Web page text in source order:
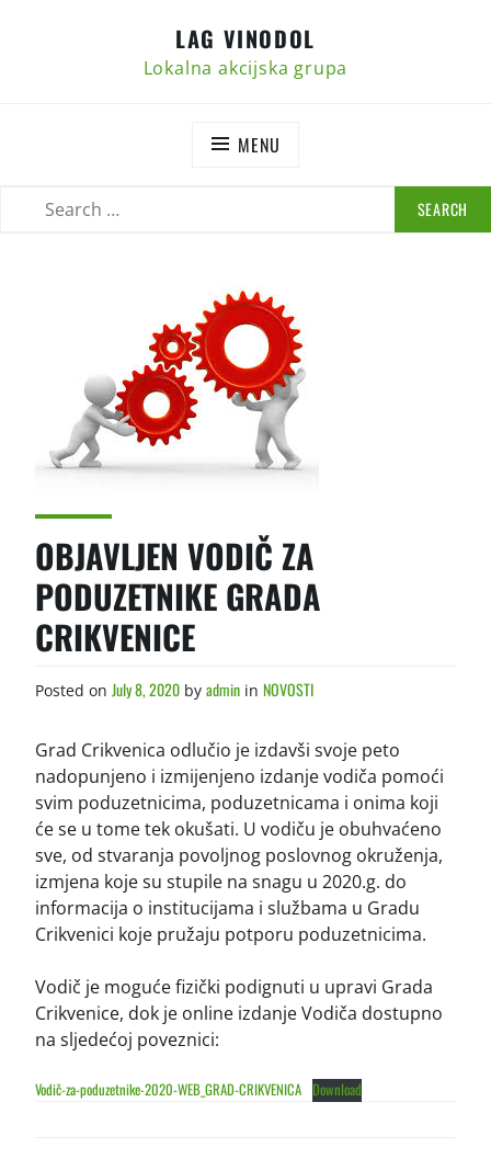
LAG VINODOL
Lokalna akcijska grupa
MENU
OBJAVLJEN VODIČ ZA
PODUZETNIKE GRADA
CRIKVENICE
Posted on July 8, 2020 by admin in NOVOSTI
Grad Crikvenica odlučio je izdavši svoje peto
nadopunjeno i izmijenjeno izdanje vodiča pomoći
svim poduzetnicima, poduzetnicama i onima koji
će se u tome tek okušati. U vodiču je obuhvaćeno
sve, od stvaranja povoljnog poslovnog okruženja,
izmjena koje su stupile na snagu u 2020.g. do
informacija o institucijama i službama u Gradu
Crikvenici koje pružaju potporu poduzetnicima.
Vodič je moguće fizički podignuti u upravi Grada
Crikvenice, dok je online izdanje Vodiča dostupno
na sljedećoj poveznici:
Vodič-za-poduzetnike-2020-WEB_GRAD-CRIKVENICA Download